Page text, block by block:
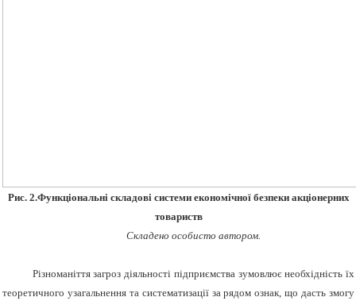
Рис. 2.Функціональні складові системи економічної безпеки акціонерних
товариств
Складено особисто автором.
Різноманіття загроз діяльності підприємства зумовлює необхідність їх
теоретичного узагальнення та систематизації за рядом ознак, що дасть змогу